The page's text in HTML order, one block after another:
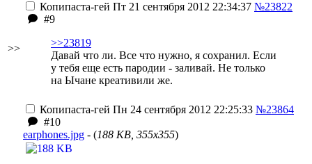
>>
Копипаста-гей Пт 21 сентября 2012 22:34:37 №23822
#9
>>23819
Давай что ли. Все что нужно, я сохранил. Если
у тебя еще есть пародии - заливай. Не только
на Ычане креативили же.
Копипаста-гей Пн 24 сентября 2012 22:25:33 №23864
#10
earphones.jpg - (188 KB, 355x355)